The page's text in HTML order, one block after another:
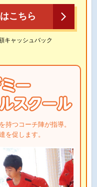
こちら
キャッシュバック
つコーチ陣が指導。
促します。